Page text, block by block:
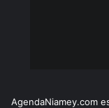
AgendaNiamey.com